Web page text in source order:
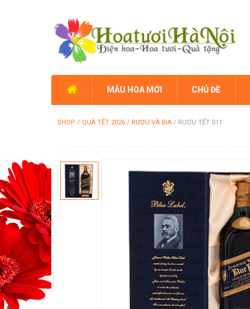
MẪU HOA MỚI CHỦ ĐỀ
SHOP / QUÀ TẾT 2026 / RƯỢU VÀ BIA / RƯỢU TẾT 011